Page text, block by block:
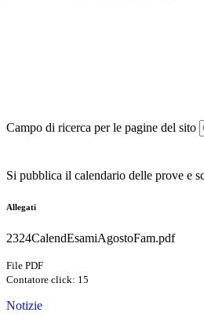
Campo di ricerca per le pagine del sito
Si pubblica il calendario delle prove e
Allegati
2324CalendEsamiAgostoFam.pdf
File PDF
Contatore click: 15
Notizie